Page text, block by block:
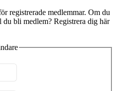
registrerade medlemmar. Om du
bli medlem? Registrera dig här